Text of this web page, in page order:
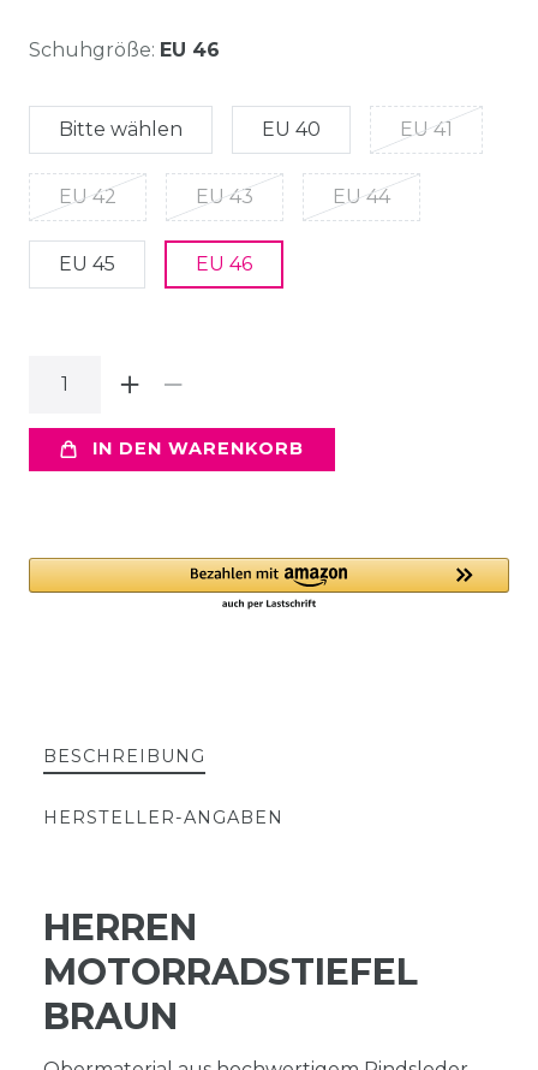
Schuhgröße: EU 46
Bitte wählen EU 40 EU 41
EU 42 EU 43 EU 44
EU 45 EU 46
IN DEN WARENKORB
BESCHREIBUNG
HERSTELLER-ANGABEN
HERREN
MOTORRADSTIEFEL
BRAUN